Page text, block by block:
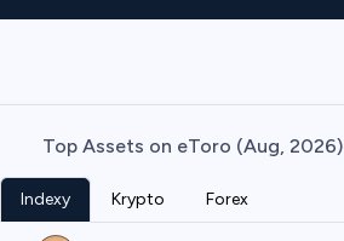
Top Assets on eToro (Aug, 2026)
Indexy Krypto Forex